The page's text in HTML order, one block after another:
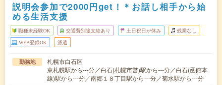
説明会参加で2000円get！＊お話し相手から始
める生活支援
職種未経験OK 交通費別途支給あり 土日祝日が休み 残業なし
WEB登録OK 派遣
勤務地
札幌市白石区
東札幌駅から---分／白石(札幌市営)駅から---分／白石(函館本
線)駅から---分／南郷１８丁目駅から---分／菊水駅から---分